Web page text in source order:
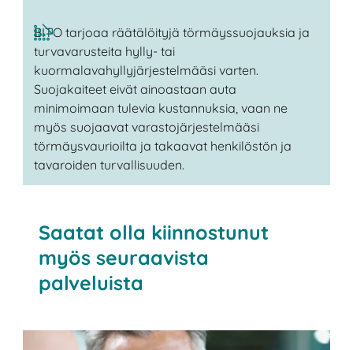
BITO tarjoaa räätälöityjä törmäyssuojauksia ja
turvavarusteita hylly- tai
kuormalavahyllyjärjestelmääsi varten.
Suojakaiteet eivät ainoastaan auta
minimoimaan tulevia kustannuksia, vaan ne
myös suojaavat varastojärjestelmääsi
törmäysvaurioilta ja takaavat henkilöstön ja
tavaroiden turvallisuuden.
Saatat olla kiinnostunut
myös seuraavista
palveluista